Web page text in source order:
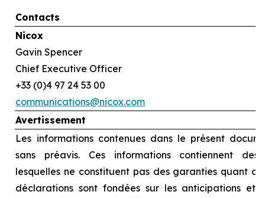
Contacts
Nicox
Gavin Spencer
Chief Executive Officer
+33 (0)4 97 24 53 00
communications@nicox.com
Avertissement
Les informations contenues dans le présent
sans préavis. Ces informations contiennent des
lesquelles ne constituent pas des garanties quant
déclarations sont fondées sur les anticipations et